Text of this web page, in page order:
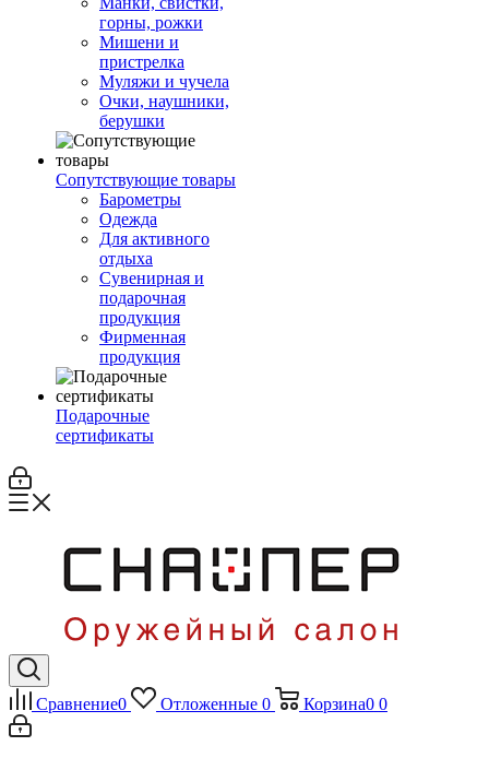
горны, рожки
Мишени и
пристрелка
Муляжи и чучела
Очки, наушники,
берушки
Сопутствующие товары
Барометры
Одежда
Для активного
отдыха
Сувенирная и
подарочная
продукция
Фирменная
продукция
Подарочные
сертификаты
Сравнение0 Отложенные 0 Корзина0 0